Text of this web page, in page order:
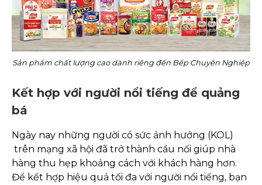
Sản phẩm chất lượng cao dành riêng đến Bếp Chuyên Nghiệp
Kết hợp với người nổi tiếng để quảng
bá
Ngày nay những người có sức ảnh hưởng (KOL)
trên mạng xã hội đã trở thành cầu nối giúp nhà
hàng thu hẹp khoảng cách với khách hàng hơn.
Để kết hợp hiệu quả tối đa với người nổi tiếng, bạn